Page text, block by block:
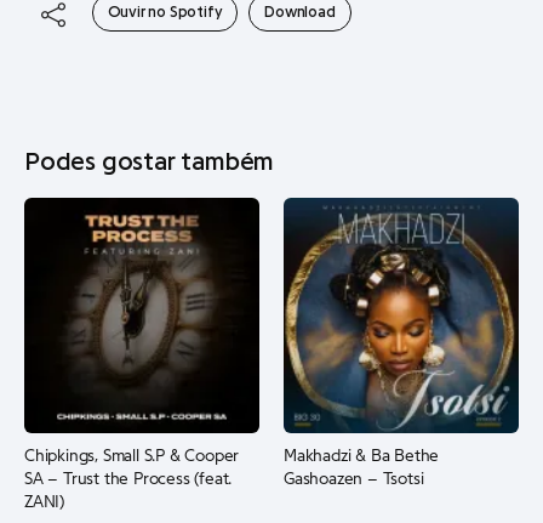
Ouvir no Spotify Download
Podes gostar também
Chipkings, Small S.P & Cooper
SA – Trust the Process (feat.
ZANI)
Makhadzi & Ba Bethe
Gashoazen – Tsotsi